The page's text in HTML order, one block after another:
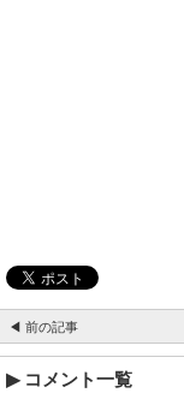
◀ 前の記事
コメント一覧